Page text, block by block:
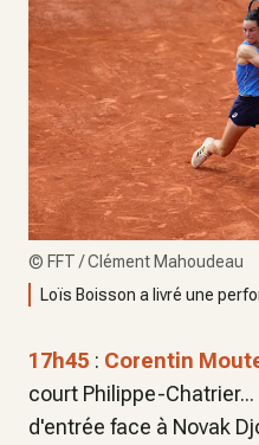
© FFT / Clément Mahoudeau
Loïs Boisson a livré une
17h45 : Corentin
court Philippe-
d'entrée face à Novak